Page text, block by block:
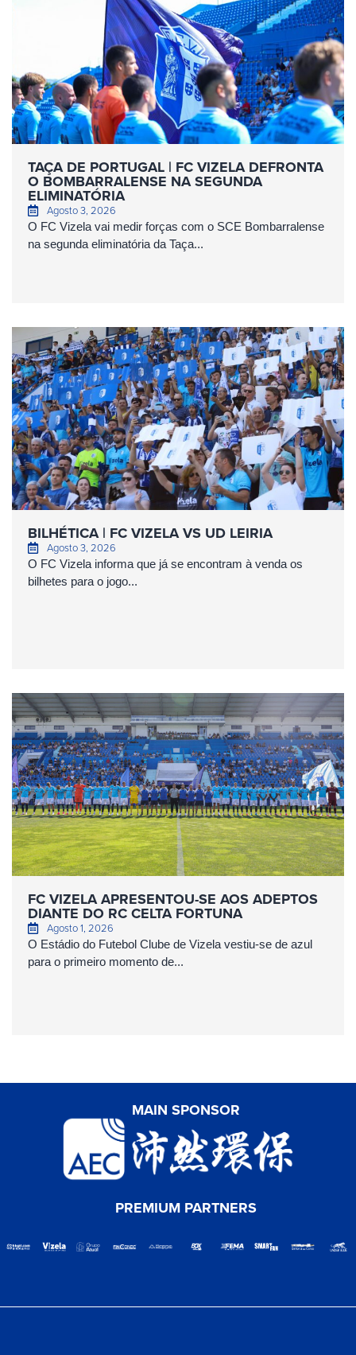
TAÇA DE PORTUGAL | FC VIZELA DEFRONTA
O BOMBARRALENSE NA SEGUNDA
ELIMINATÓRIA
Agosto 3, 2026
O FC Vizela vai medir forças com o SCE Bombarralense
na segunda eliminatória da Taça...
BILHÉTICA | FC VIZELA VS UD LEIRIA
Agosto 3, 2026
O FC Vizela informa que já se encontram à venda os
bilhetes para o jogo...
FC VIZELA APRESENTOU-SE AOS ADEPTOS
DIANTE DO RC CELTA FORTUNA
Agosto 1, 2026
O Estádio do Futebol Clube de Vizela vestiu-se de azul
para o primeiro momento de...
MAIN SPONSOR
PREMIUM PARTNERS